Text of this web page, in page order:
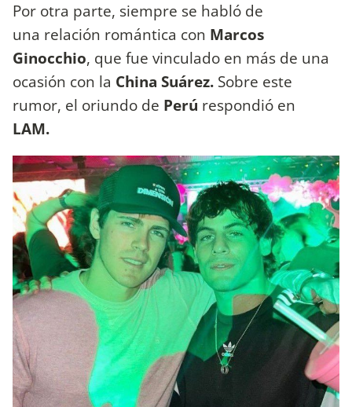
Por otra parte, siempre se habló de
una relación romántica con Marcos
Ginocchio, que fue vinculado en más de una
ocasión con la China Suárez. Sobre este
rumor, el oriundo de Perú respondió en
LAM.